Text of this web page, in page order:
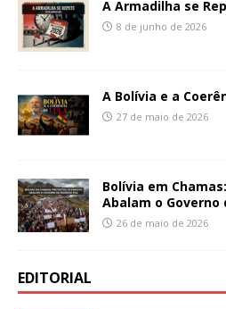
A Armadilha se
8 de junho de 2026
A Bolívia e a
27 de maio de 2026
Bolívia em
Abalam o Governo
26 de maio de 2026
EDITORIAL